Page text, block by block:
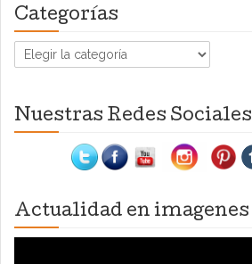
Categorías
Categorías
Nuestras Redes Sociales
Actualidad en imagenes